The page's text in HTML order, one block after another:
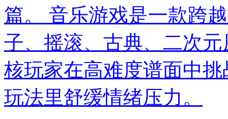
篇。 音乐游戏是一款跨
子、摇滚、古典、二次
核玩家在高难度谱面中
玩法里舒缓情绪压力。